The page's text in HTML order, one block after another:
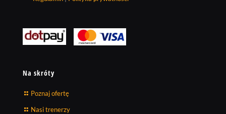
Na skróty
Poznaj ofertę
Nasi trenerzy